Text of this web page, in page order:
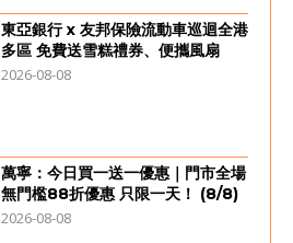
東亞銀行 x 友邦保險流動車巡迴全港
多區 免費送雪糕禮券、便攜風扇
2026-08-08
萬寧：今日買一送一優惠｜門市全場
無門檻88折優惠 只限一天！ (8/8)
2026-08-08